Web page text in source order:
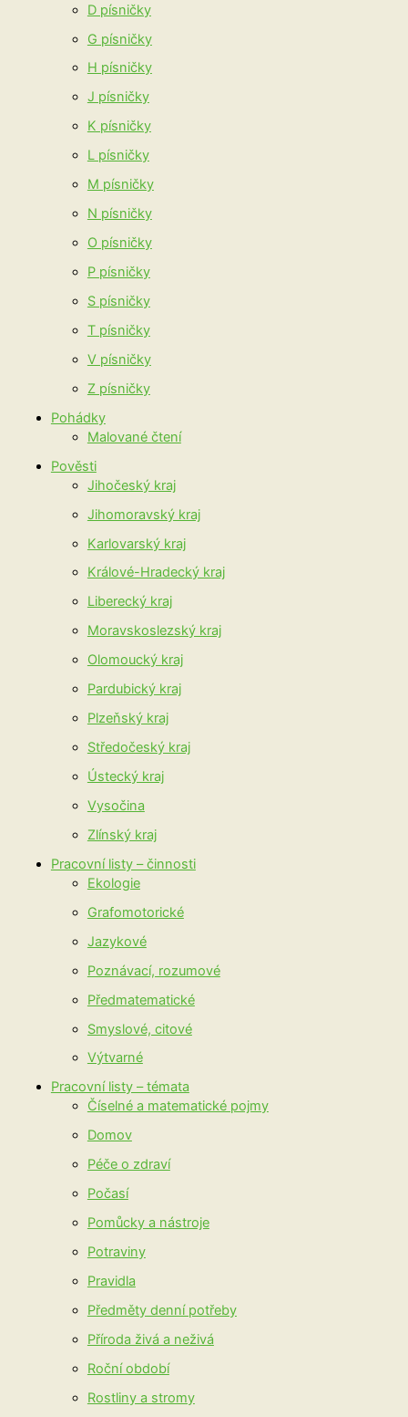
D písničky
G písničky
H písničky
J písničky
K písničky
L písničky
M písničky
N písničky
O písničky
P písničky
S písničky
T písničky
V písničky
Z písničky
Pohádky
Malované čtení
Pověsti
Jihočeský kraj
Jihomoravský kraj
Karlovarský kraj
Králové-Hradecký kraj
Liberecký kraj
Moravskoslezský kraj
Olomoucký kraj
Pardubický kraj
Plzeňský kraj
Středočeský kraj
Ústecký kraj
Vysočina
Zlínský kraj
Pracovní listy – činnosti
Ekologie
Grafomotorické
Jazykové
Poznávací, rozumové
Předmatematické
Smyslové, citové
Výtvarné
Pracovní listy – témata
Číselné a matematické pojmy
Domov
Péče o zdraví
Počasí
Pomůcky a nástroje
Potraviny
Pravidla
Předměty denní potřeby
Příroda živá a neživá
Roční období
Rostliny a stromy